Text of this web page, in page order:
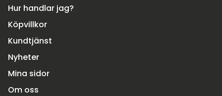
Hur handlar jag?
Köpvillkor
Kundtjänst
Nyheter
Mina sidor
Om oss